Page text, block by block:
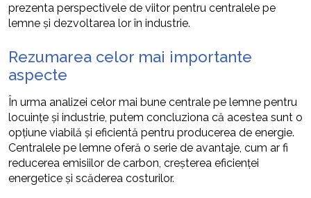
prezenta perspectivele de viitor pentru centralele pe
lemne și dezvoltarea lor în industrie.
Rezumarea celor mai importante
aspecte
În urma analizei celor mai bune centrale pe lemne pentru
locuințe și industrie, putem concluziona că acestea sunt o
opțiune viabilă și eficientă pentru producerea de energie.
Centralele pe lemne oferă o serie de avantaje, cum ar fi
reducerea emisiilor de carbon, creșterea eficienței
energetice și scăderea costurilor.